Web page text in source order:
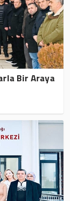
Bir Araya